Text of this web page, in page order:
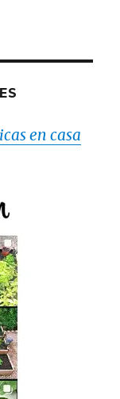
en casa